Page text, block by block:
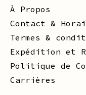
À Propos
Contact &
Termes &
Expédition et
Politique de
Carrières